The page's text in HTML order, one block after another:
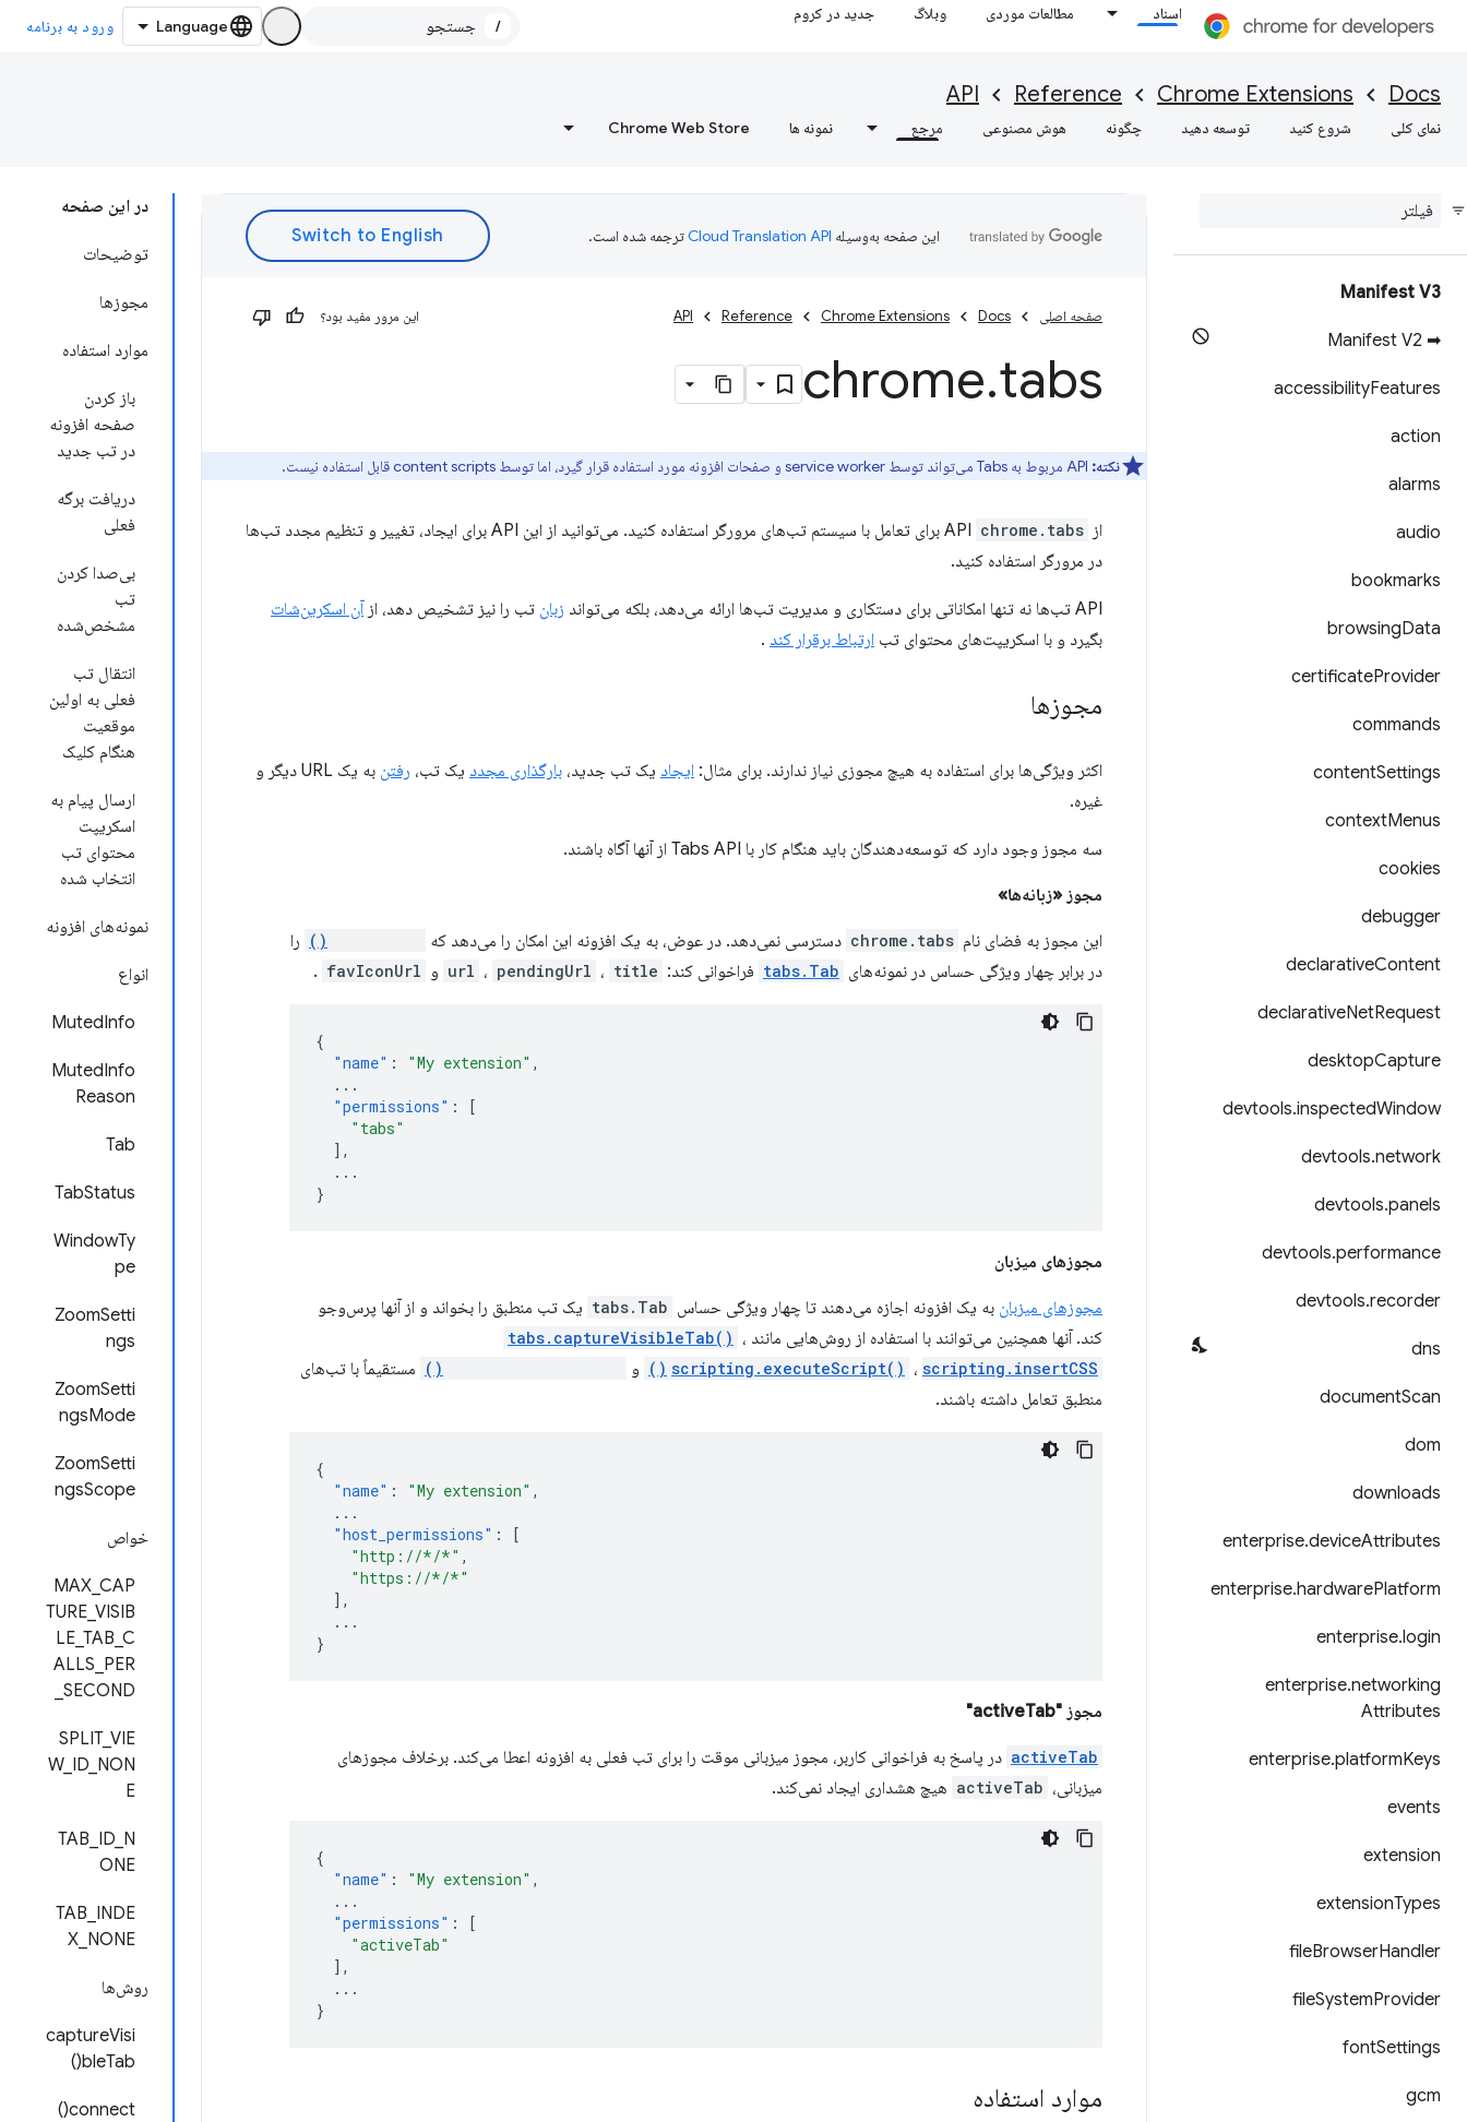
اسناد مطالعات موردی وبلاگ جدید در کروم
/ ورود به برنامه
Docs
Chrome Extensions
Reference
API
نمای کلی شروع کنید توسعه دهید چگونه هوش مصنوعی مرجع نمونه ها Chrome Web Store
Manifest V3
➡ Manifest V2
accessibilityFeatures
action
alarms
audio
bookmarks
browsingData
certificateProvider
commands
contentSettings
contextMenus
cookies
debugger
declarativeContent
declarativeNetRequest
desktopCapture
devtools.inspectedWindow
devtools.network
devtools.panels
devtools.performance
devtools.recorder
dns
documentScan
dom
downloads
enterprise.deviceAttributes
enterprise.hardwarePlatform
enterprise.login
enterprise.networking
Attributes
enterprise.platformKeys
events
extension
extensionTypes
fileBrowserHandler
fileSystemProvider
fontSettings
gcm
در این صفحه
توضیحات
مجوزها
موارد استفاده
باز کردن
صفحه افزونه
در تب جدید
دریافت برگه
فعلی
بی‌صدا کردن
تب
مشخص‌شده
انتقال تب
فعلی به اولین
موقعیت
هنگام کلیک
ارسال پیام به
اسکریپت
محتوای تب
انتخاب شده
نمونه‌های افزونه
انواع
MutedInfo
MutedInfo
Reason
Tab
TabStatus
WindowTy
pe
ZoomSetti
ngs
ZoomSetti
ngsMode
ZoomSetti
ngsScope
خواص
MAX_CAP
TURE_VISIB
LE_TAB_C
ALLS_PER
_SECOND
SPLIT_VIE
W_ID_NON
E
TAB_ID_N
ONE
TAB_INDE
X_NONE
روش‌ها
captureVisi
bleTab()
connect()
این صفحه به‌وسیله ترجمه شده است.
صفحه اصلی Docs
Chrome Extensions
Reference
API این مرور مفید بود؟
chrome.tabs
نکته:
از API chrome.tabs
برای تعامل با سیستم تب‌های مرورگر استفاده کنید. می‌توانید از این API برای ایجاد، تغییر و تنظیم مجدد تب‌ها
در مرورگر استفاده کنید.
API تب‌ها نه تنها امکاناتی برای دستکاری و مدیریت تب‌ها ارائه می‌دهد، بلکه می‌تواند زبان تب را نیز تشخیص دهد، از آن اسکرین‌شات
بگیرد و با اسکریپت‌های محتوای تب ارتباط برقرار کند .
مجوزها
اکثر ویژگی‌ها برای استفاده به هیچ مجوزی نیاز ندارند. برای مثال: ایجاد یک تب جدید، بارگذاری مجدد یک تب، رفتن
به یک URL دیگر و
غیره.
سه مجوز وجود دارد که توسعه‌دهندگان باید هنگام کار با Tabs API از آنها آگاه باشند.
مجوز «زبانه‌ها»
این مجوز به فضای نام chrome.tabs دسترسی نمی‌دهد. در عوض، به یک افزونه این امکان را می‌دهد که
را
در برابر چهار ویژگی حساس در نمونه‌های tabs.Tab فراخوانی کند: url ، pendingUrl ، title و favIconUrl
.
{
"name" : "My extension" ,
...
"permissions" :
[
"tabs"
],
...
}
مجوزهای میزبان
مجوزهای میزبان به یک افزونه اجازه می‌دهند تا چهار ویژگی حساس tabs.Tab یک تب منطبق را بخواند و از آنها پرس‌وجو
کند. آنها همچنین می‌توانند با استفاده از روش‌هایی مانند
tabs.captureVisibleTab() ،
scripting.executeScript() ، scripting.insertCSS() و
مستقیماً با تب‌های
منطبق تعامل داشته باشند.
{
"name" : "My extension" ,
...
"host_permissions" :
[
"http://*/*" ,
"https://*/*"
],
...
}
مجوز "activeTab"
activeTab در پاسخ به فراخوانی کاربر، مجوز میزبانی موقت را برای تب فعلی به افزونه اعطا می‌کند. برخلاف مجوزهای
میزبانی، activeTab هیچ هشداری ایجاد نمی‌کند.
{
"name" : "My extension" ,
...
"permissions" :
[
"activeTab"
],
...
}
موارد استفاده